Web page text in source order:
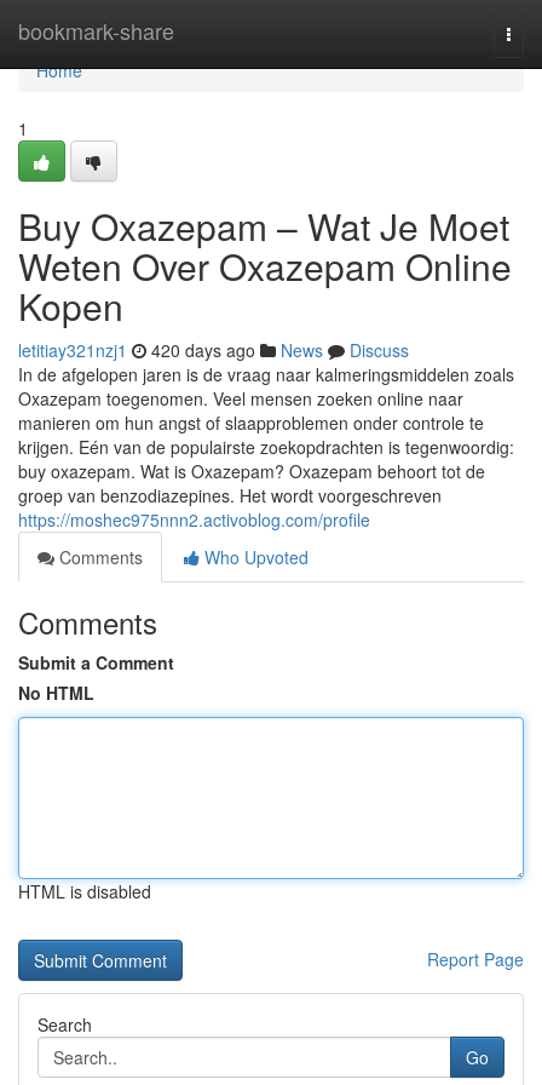
bookmark-share
Home
Home
1
Buy Oxazepam – Wat Je Moet
Weten Over Oxazepam Online
Kopen
letitiay321nzj1 420 days ago News
Discuss
In de afgelopen jaren is de vraag naar kalmeringsmiddelen zoals
Oxazepam toegenomen. Veel mensen zoeken online naar
manieren om hun angst of slaapproblemen onder controle te
krijgen. Eén van de populairste zoekopdrachten is tegenwoordig:
buy oxazepam. Wat is Oxazepam? Oxazepam behoort tot de
groep van benzodiazepines. Het wordt voorgeschreven
https://moshec975nnn2.activoblog.com/profile
Comments
Who Upvoted
Comments
Submit a Comment
No HTML
HTML is disabled
Report Page
Search
Go